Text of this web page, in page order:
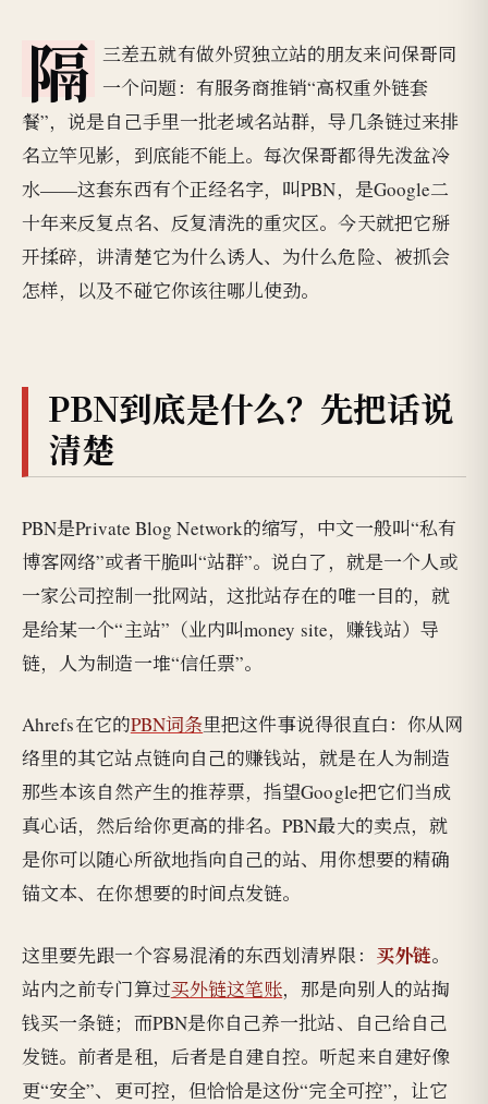
隔 三差五就有做外贸独立站的朋友来问保哥同
一个问题：有服务商推销“高权重外链套
餐”，说是自己手里一批老域名站群，导几条链过来排
名立竿见影，到底能不能上。每次保哥都得先泼盆冷
水——这套东西有个正经名字，叫PBN，是Google二
十年来反复点名、反复清洗的重灾区。今天就把它掰
开揉碎，讲清楚它为什么诱人、为什么危险、被抓会
怎样，以及不碰它你该往哪儿使劲。
PBN到底是什么？先把话说
清楚
PBN是Private Blog Network的缩写，中文一般叫“私有
博客网络”或者干脆叫“站群”。说白了，就是一个人或
一家公司控制一批网站，这批站存在的唯一目的，就
是给某一个“主站”（业内叫money site，赚钱站）导
链，人为制造一堆“信任票”。
Ahrefs在它的PBN词条里把这件事说得很直白：你从网
络里的其它站点链向自己的赚钱站，就是在人为制造
那些本该自然产生的推荐票，指望Google把它们当成
真心话，然后给你更高的排名。PBN最大的卖点，就
是你可以随心所欲地指向自己的站、用你想要的精确
锚文本、在你想要的时间点发链。
这里要先跟一个容易混淆的东西划清界限： 买外链。
站内之前专门算过买外链这笔账，那是向别人的站掏
钱买一条链；而PBN是你自己养一批站、自己给自己
发链。前者是租，后者是自建自控。听起来自建好像
更“安全”、更可控，但恰恰是这份“完全可控”，让它